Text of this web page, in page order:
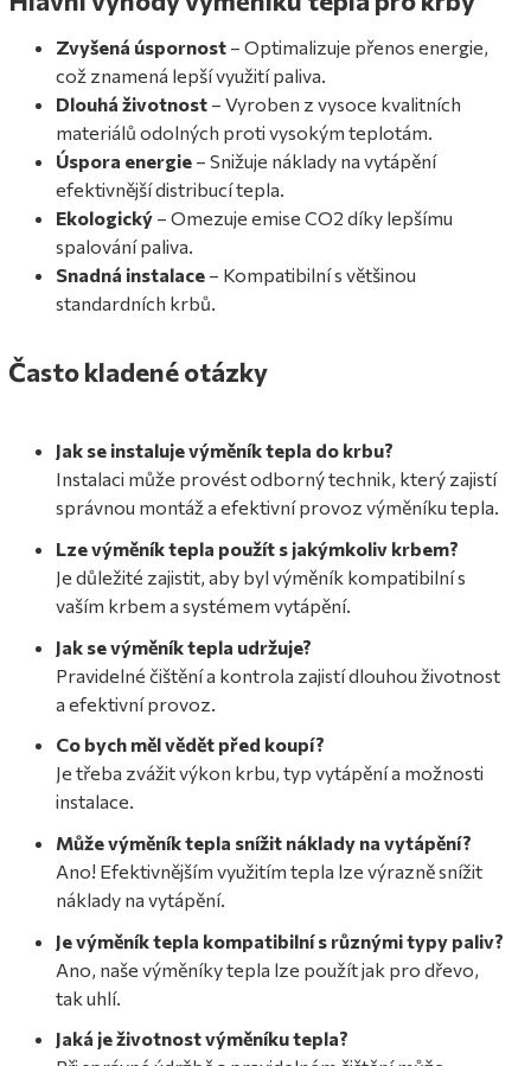
Zvyšená úspornost – Optimalizuje přenos energie,
což znamená lepší využití paliva.
Dlouhá životnost – Vyroben z vysoce kvalitních
materiálů odolných proti vysokým teplotám.
Úspora energie – Snižuje náklady na vytápění
efektivnější distribucí tepla.
Ekologický – Omezuje emise CO2 díky lepšímu
spalování paliva.
Snadná instalace – Kompatibilní s většinou
standardních krbů.
Často kladené otázky
Jak se instaluje výměník tepla do krbu?
Instalaci může provést odborný technik, který zajistí
správnou montáž a efektivní provoz výměníku tepla.
Lze výměník tepla použít s jakýmkoliv krbem?
Je důležité zajistit, aby byl výměník kompatibilní s
vaším krbem a systémem vytápění.
Jak se výměník tepla udržuje?
Pravidelné čištění a kontrola zajistí dlouhou životnost
a efektivní provoz.
Co bych měl vědět před koupí?
Je třeba zvážit výkon krbu, typ vytápění a možnosti
instalace.
Může výměník tepla snížit náklady na vytápění?
Ano! Efektivnějším využitím tepla lze výrazně snížit
náklady na vytápění.
Je výměník tepla kompatibilní s různými typy paliv?
Ano, naše výměníky tepla lze použít jak pro dřevo,
tak uhlí.
Jaká je životnost výměníku tepla?